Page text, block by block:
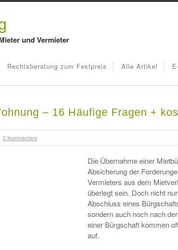
und Vermieter
Rechtsberatung zum Festpreis Alle Artikel
– 16 Häufige Fragen +
2 Kommentare
Die Übernahme einer
Absicherung der
Vermieters aus dem
überlegt sein. Doch nicht
Abschluss eines
sondern auch noch nach
einer Bürgschaft kommen
auf.